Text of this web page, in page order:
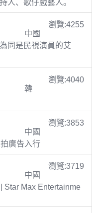
人、歌仔戲藝人。
瀏覽:4255
中國
同是民視演員的艾
瀏覽:4040
韓
瀏覽:3853
中國
廣告入行
瀏覽:3719
中國
Star Max Entertainme